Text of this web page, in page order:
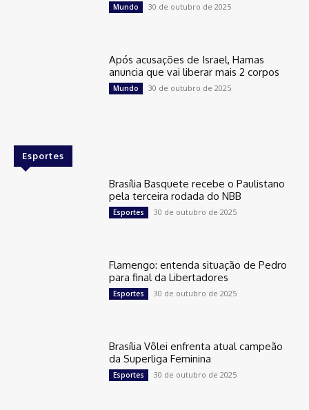
Mundo 30 de outubro de 2025
Após acusações de Israel, Hamas
anuncia que vai liberar mais 2 corpos
Mundo 30 de outubro de 2025
Esportes
Brasília Basquete recebe o Paulistano
pela terceira rodada do NBB
Esportes 30 de outubro de 2025
Flamengo: entenda situação de Pedro
para final da Libertadores
Esportes 30 de outubro de 2025
Brasília Vôlei enfrenta atual campeão
da Superliga Feminina
Esportes 30 de outubro de 2025